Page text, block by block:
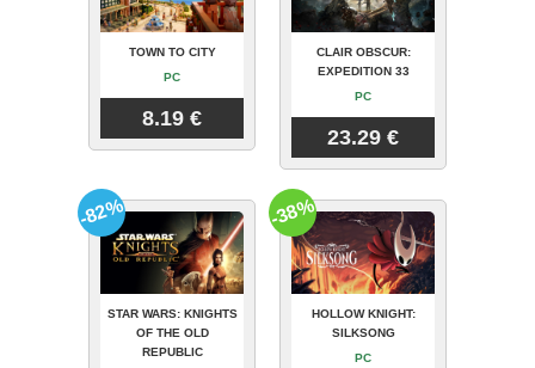
TOWN TO CITY
PC
8.19 €
CLAIR OBSCUR:
EXPEDITION 33
PC
23.29 €
STAR WARS: KNIGHTS
OF THE OLD
REPUBLIC
-82%
HOLLOW KNIGHT:
SILKSONG
PC
-38%